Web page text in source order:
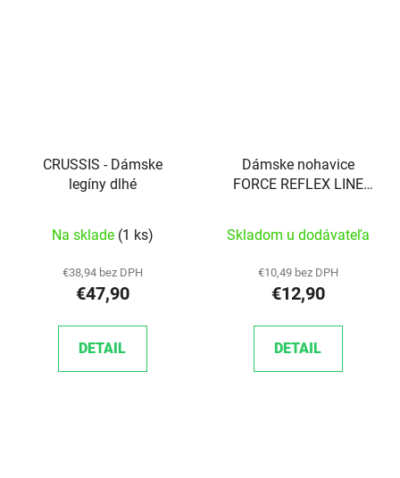
CRUSSIS - Dámske
legíny dlhé
Na sklade (1 ks)
€38,94 bez DPH
€47,90
DETAIL
Dámske nohavice
FORCE REFLEX LINE
Skladom u dodávateľa
€10,49 bez DPH
€12,90
DETAIL